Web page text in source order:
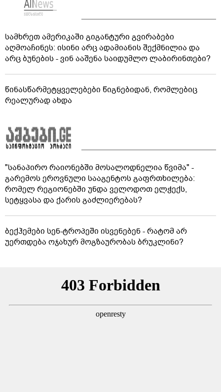
სამხრეთ ამერიკაში გიგანტური გვირაბები
აღმოაჩინეს: ისინი არც ადამიანის შექმნილია და
არც ბუნების - ვინ ააშენა საიდუმლო ლაბირინთები?
წინასწარმეტყველებები წიგნებიდან, რომლებიც
რეალურად ახდა
"სანაპირო რაიონებში მოსალოდნელია წვიმა" -
გარემოს ეროვნული სააგენტოს გაფრთხილება:
რომელ რეგიონებში უნდა ველოდოთ ელჭექს,
სეტყვასა და ქარის გაძლიერებას?
ბექჰემები სენ-ტროპეში ისვენებენ - რატომ არ
უერთდება ოჯახურ მოგზაურობას ბრუკლინი?